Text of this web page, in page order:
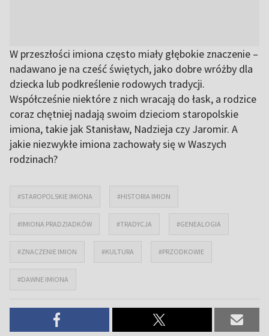
W przeszłości imiona często miały głębokie znaczenie –
nadawano je na cześć świętych, jako dobre wróżby dla
dziecka lub podkreślenie rodowych tradycji.
Współcześnie niektóre z nich wracają do łask, a rodzice
coraz chętniej nadają swoim dzieciom staropolskie
imiona, takie jak Stanisław, Nadzieja czy Jaromir. A
jakie niezwykłe imiona zachowały się w Waszych
rodzinach?
#STAROPOLSKIE IMIONA #HISTORIA IMION
#IMIONA PRADZIADKÓW #TRADYCJA #GENEALOGIA
#ZNACZENIE IMION #KULTURA #PRZODKOWIE
#DAWNE IMIONA